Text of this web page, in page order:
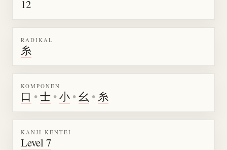
12
RADIKAL
糸
KOMPONEN
口 •士 •小 •幺 • 糸
KANJI KENTEI
Level 7